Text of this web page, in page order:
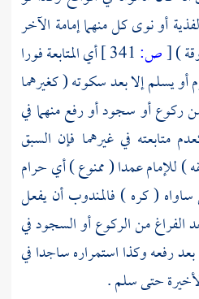
أو نوى كل منهما إمامة الآخر
)
[ص:
أي المتابعة فورا
يسلم إلا بعد سكوته ( كغيرهما
ركوع أو سجود أو رفع منهما في
في غيرهما فإن السبق
) للإمام عمدا ( ممنوع ) أي حرام
( كره ) فالمندوب أن يفعل
الفراغ من الركوع أو السجود في
رفعه وكذا استمراره ساجدا في
حتى سلم .